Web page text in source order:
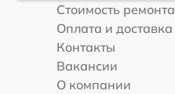
Стоимость ремонта
Оплата и доставка
Контакты
Вакансии
О компании